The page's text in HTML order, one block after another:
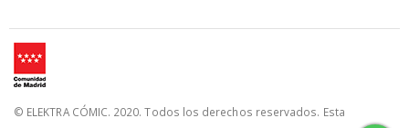
© ELEKTRA CÓMIC. 2020. Todos los derechos reservados. Esta